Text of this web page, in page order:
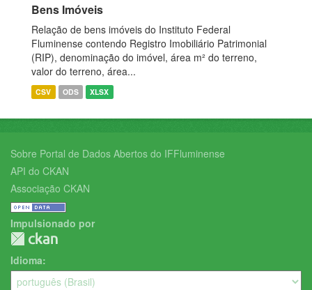
Bens Imóveis
Relação de bens imóveis do Instituto Federal
Fluminense contendo Registro Imobiliário Patrimonial
(RIP), denominação do imóvel, área m² do terreno,
valor do terreno, área...
CSV ODS XLSX
Sobre Portal de Dados Abertos do IFFluminense
API do CKAN
Associação CKAN
Impulsionado por
Idioma